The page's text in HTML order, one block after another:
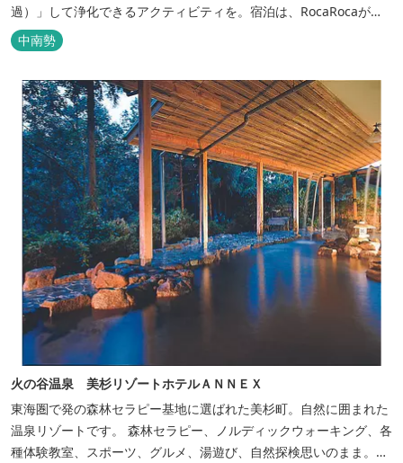
過）」して浄化できるアクティビティを。宿泊は、RocaRocaが運
営する「キャンプスタイルの宿やまがら」へ！
中南勢
火の谷温泉 美杉リゾートホテルＡＮＮＥＸ
東海圏で発の森林セラピー基地に選ばれた美杉町。自然に囲まれた
温泉リゾートです。 森林セラピー、ノルディックウォーキング、各
種体験教室、スポーツ、グルメ、湯遊び、自然探検思いのまま。思